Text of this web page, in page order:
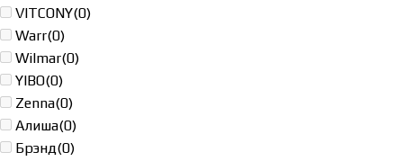
VITCONY(0)
Warr(0)
Wilmar(0)
YIBO(0)
Zenna(0)
Алиша(0)
Брэнд(0)